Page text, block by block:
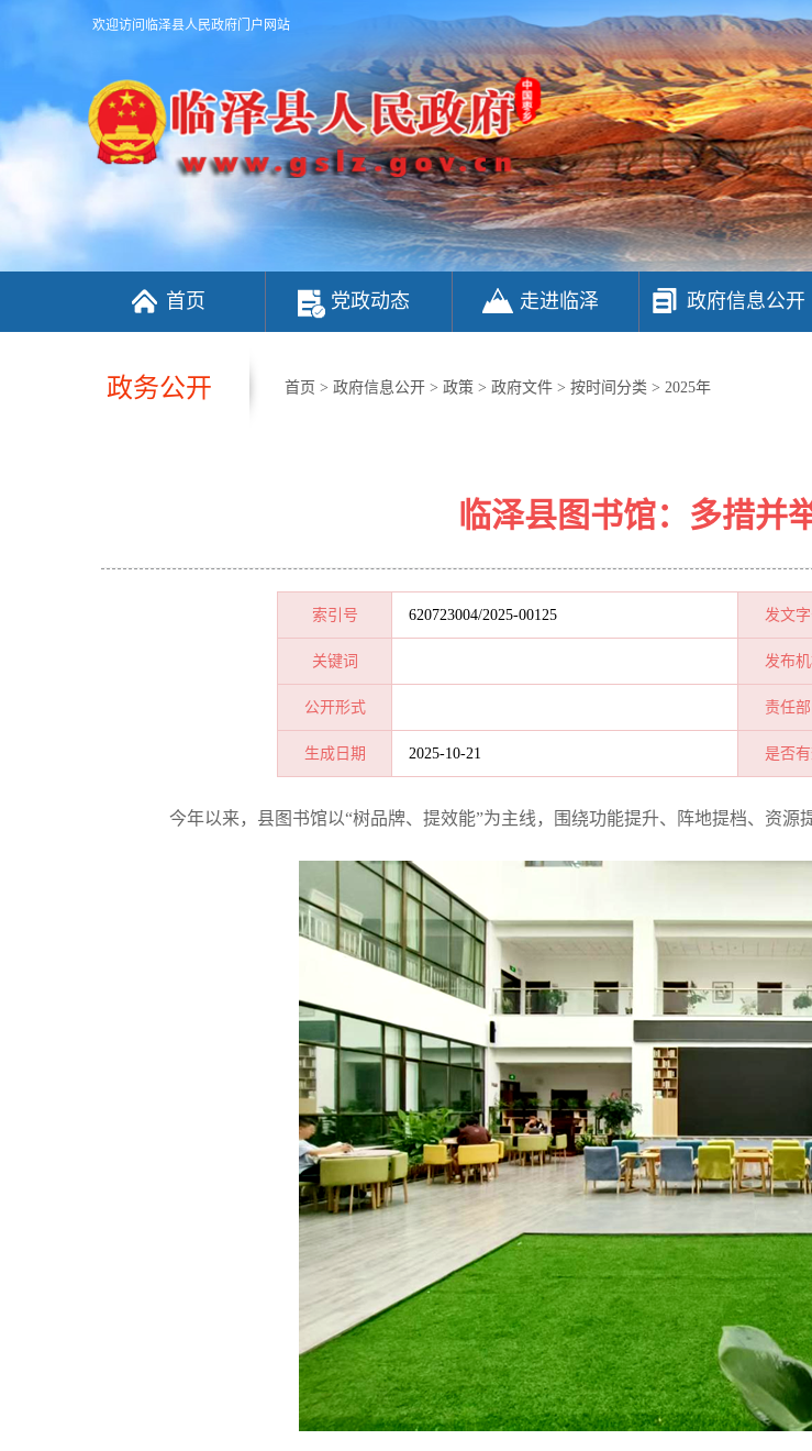
欢迎访问临泽县人民政府门户网站
首页 党政动态 走进临泽 政府信息公开
政务公开 首页 > 政府信息公开 > 政策 > 政府文件 > 按时间分类 > 2025年
临泽县图书馆：多措并
索引号 620723004/2025-00125 发文
关键词 发布
公开形式 责任部
生成日期 2025-10-21 是否
今年以来， 县 图书馆以“树品牌、提效能”为主线，围绕功能提升、阵地提档、资源